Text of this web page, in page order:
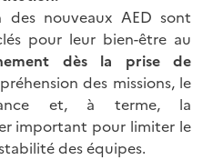
des nouveaux AED sont
pour leur bien-être au
dès la prise de
des missions, le
et, à terme, la
important pour limiter le
des équipes.